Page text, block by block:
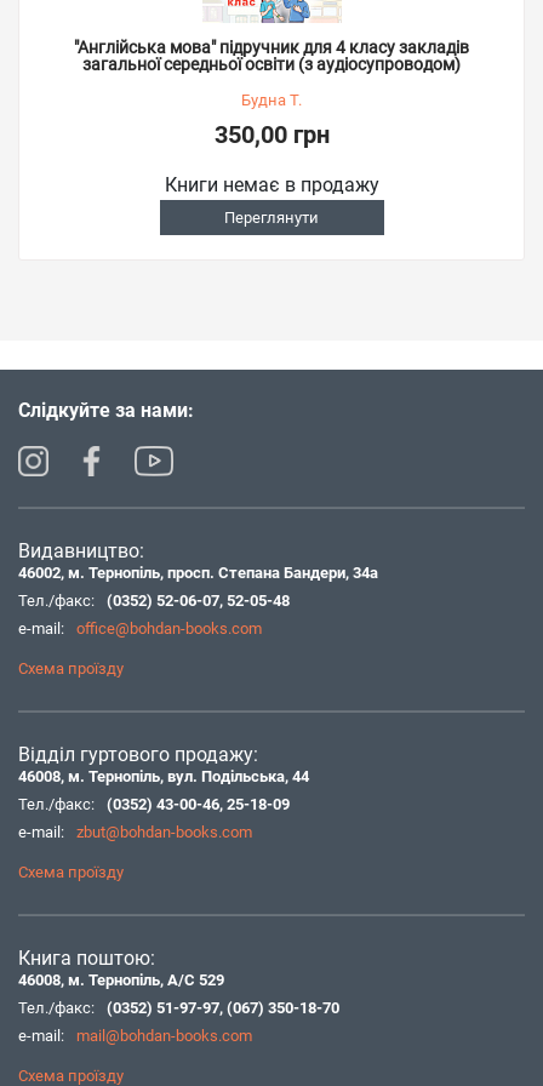
"Англійська мова" підручник для 4 класу закладів
загальної середньої освіти (з аудіосупроводом)
Будна Т.
350,00 грн
Книги немає в продажу
Переглянути
Слідкуйте за нами:
Видавництво:
46002, м. Тернопіль, просп. Степана Бандери, 34а
Тел./факс:
(0352) 52-06-07, 52-05-48
e-mail:
office@bohdan-books.com
Схема проїзду
Відділ гуртового продажу:
46008, м. Тернопіль, вул. Подільська, 44
Тел./факс:
(0352) 43-00-46, 25-18-09
e-mail:
zbut@bohdan-books.com
Схема проїзду
Книга поштою:
46008, м. Тернопіль, А/С 529
Тел./факс:
(0352) 51-97-97, (067) 350-18-70
e-mail:
mail@bohdan-books.com
Схема проїзду